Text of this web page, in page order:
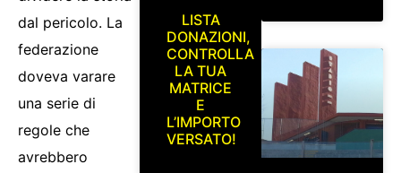
dal pericolo. La
federazione
doveva varare
una serie di
regole che
avrebbero
LISTA
DONAZIONI,
CONTROLLA
LA TUA
MATRICE
E
L’IMPORTO
VERSATO!